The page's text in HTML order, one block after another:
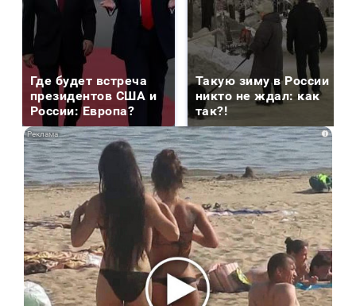
Где будет встреча
президентов США и
России: Европа?
Такую зиму в России
никто не ждал: как
так?!
i